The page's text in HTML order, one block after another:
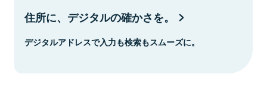
住所に、デジタルの確かさを。
デジタルアドレスで入力も検索もスムーズに。